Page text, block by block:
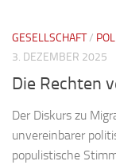
GESELLSCHAFT/
3. DEZEMBER 2025
Die Rechten
Der Diskurs zu
unvereinbarer
populistische